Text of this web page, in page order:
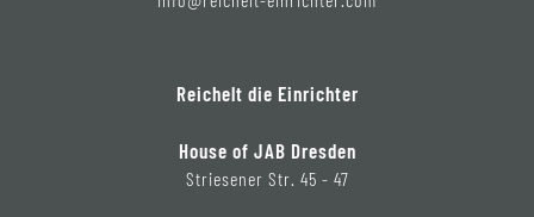
Reichelt die Einrichter
House of JAB Dresden
Striesener Str. 45 - 47